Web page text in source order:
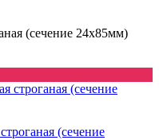
(сечение 24x85мм)
(сечение